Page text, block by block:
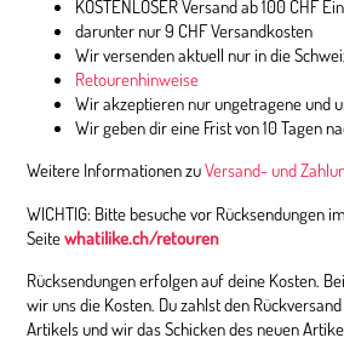
KOSTENLOSER Versand ab 100 CHF
darunter nur 9 CHF Versandkosten
Wir versenden aktuell nur in die
Retourenhinweise
Wir akzeptieren nur ungetragene und
Wir geben dir eine Frist von 10 Tagen
Weitere Informationen zuVersand- und
WICHTIG: Bitte besuche vor Rücksendungen
Seitewhatilike.ch/retouren
Rücksendungen erfolgen auf deine Kosten.
wir uns die Kosten. Du zahlst den
Artikels und wir das Schicken des neuen